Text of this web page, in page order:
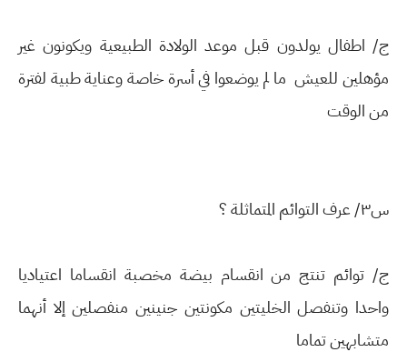
ج/ اطفال يولدون قبل موعد الولادة الطبيعية ويكونون غير
مؤهلين للعيش ما لم يوضعوا في أسرة خاصة وعناية طبية لفترة
من الوقت
س٣/ عرف التوائم المتماثلة ؟
ج/ توائم تنتج من انقسام بيضة مخصبة انقساما اعتياديا
واحدا وتنفصل الخليتين مكونتين جنينين منفصلين إلا أنهما
متشابهين تماما